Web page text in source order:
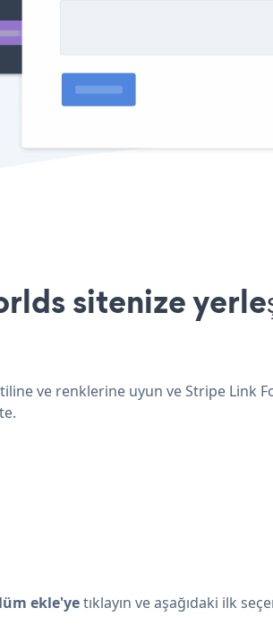
sitenize
ve renklerine uyun ve Stripe Link
ekle'yetıklayın ve aşağıdaki ilk